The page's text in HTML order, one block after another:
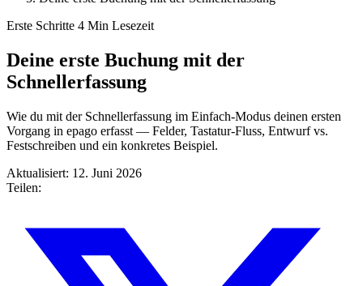
Erste Schritte 4 Min Lesezeit
Deine erste Buchung mit der
Schnellerfassung
Wie du mit der Schnellerfassung im Einfach-Modus deinen ersten
Vorgang in epago erfasst — Felder, Tastatur-Fluss, Entwurf vs.
Festschreiben und ein konkretes Beispiel.
Aktualisiert: 12. Juni 2026
Teilen: